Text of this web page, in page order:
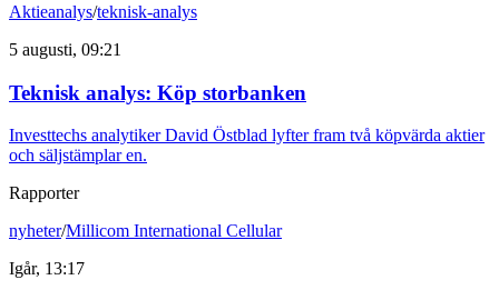
Aktieanalys/teknisk-analys
5 augusti, 09:21
Teknisk analys: Köp storbanken
Investtechs analytiker David Östblad lyfter fram två köpvärda aktier
och säljstämplar en.
Rapporter
nyheter/Millicom International Cellular
Igår, 13:17